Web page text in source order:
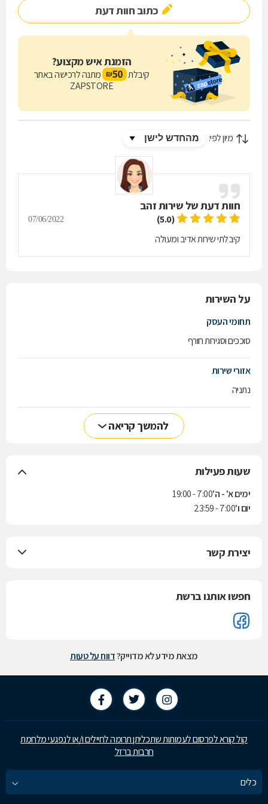
אתם רוצים את הטוב ביותר?
חברת סוככי נתניה מציעה לכם להעלות את רמת החיים שלכם.
צרו קשר ללא התחייבות על מנת לדעת מה הוא הסוכך המתאים ביותר
עבורם!
לקביעת יעוץ והצעת מחיר בחינם ללא התחייבות התקשרו עכשיו!
052-2922229 ניסים
כתוב חוות דעת
הזמנת איש מקצוע?
קיבלת 50
₪ מתנה לרכישה באתר
ZAPSTORE
מיון לפי:
חוות דעת של שירות זהב
(5.0)
07/06/2022
קיבלתי שירות אדיב ומעולה
על השירות
תחומי העסק
סוככים וסגירות חורף
אזורי שירות
נתניה
להמשך קריאה
שעות פעילות
ימים א' - ה'7:00 - 19:00
יום ו'7:00 - 23:59
יצירת קשר
חפשו אותנו ברשת
מצאת מידע לא מדוייק?דווח על טעות
קול קורא לפרסום לעמותות שתכליתן תרומה לחיילים ו/או לנפגעי מלחמת
חרבות ברזל
כלים